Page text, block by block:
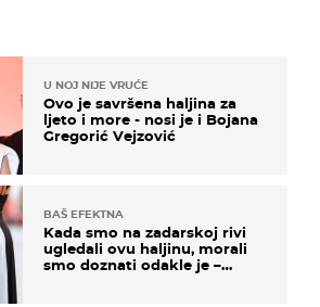
U NOJ NIJE VRUĆE
Ovo je savršena haljina za
ljeto i more - nosi je i Bojana
Gregorić Vejzović
BAŠ EFEKTNA
Kada smo na zadarskoj rivi
ugledali ovu haljinu, morali
smo doznati odakle je –